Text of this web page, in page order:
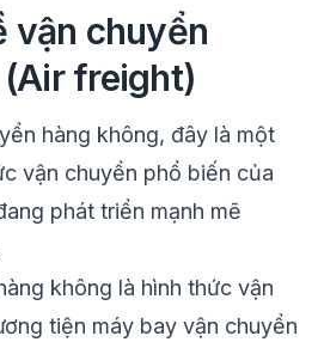
vận chuyển
freight)
hàng không, đây là một
vận chuyển phổ biến của
phát triển mạnh mẽ
không là hình thức vận
tiện máy bay vận chuyển